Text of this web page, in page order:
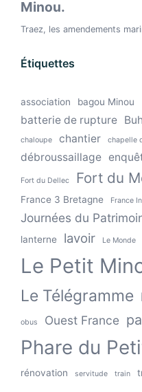
Étiquettes
association bagou Minou
batterie de rupture
chaloupe chantier chapelle
débroussaillage
Fort du Dellec Fort du
France 3 Bretagne France
Journées du
lanterne lavoir Le Monde
Le Petit
Le Télégramme
obus Ouest France
Phare du
rénovation servitude train